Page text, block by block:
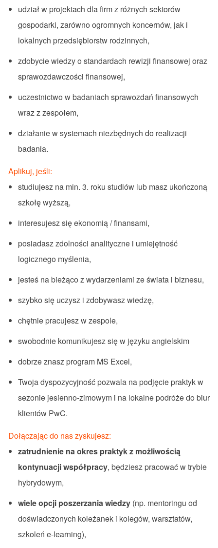
udział w projektach dla firm z różnych sektorów
gospodarki, zarówno ogromnych koncernów, jak i
lokalnych przedsiębiorstw rodzinnych,
zdobycie wiedzy o standardach rewizji finansowej oraz
sprawozdawczości finansowej,
uczestnictwo w badaniach sprawozdań finansowych
wraz z zespołem,
działanie w systemach niezbędnych do realizacji
badania.
Aplikuj, jeśli:
studiujesz na min. 3. roku studiów lub masz ukończoną
szkołę wyższą,
interesujesz się ekonomią / finansami,
posiadasz zdolności analityczne i umiejętność
logicznego myślenia,
jesteś na bieżąco z wydarzeniami ze świata i biznesu,
szybko się uczysz i zdobywasz wiedzę,
chętnie pracujesz w zespole,
swobodnie komunikujesz się w języku angielskim
dobrze znasz program MS Excel,
Twoja dyspozycyjność pozwala na podjęcie praktyk w
sezonie jesienno-zimowym i na lokalne podróże do biur
klientów PwC.
Dołączając do nas zyskujesz:
zatrudnienie na okres praktyk z możliwością
kontynuacji współpracy, będziesz pracować w trybie
hybrydowym,
wiele opcji poszerzania wiedzy(np. mentoringu od
doświadczonych koleżanek i kolegów, warsztatów,
szkoleń e-learning),